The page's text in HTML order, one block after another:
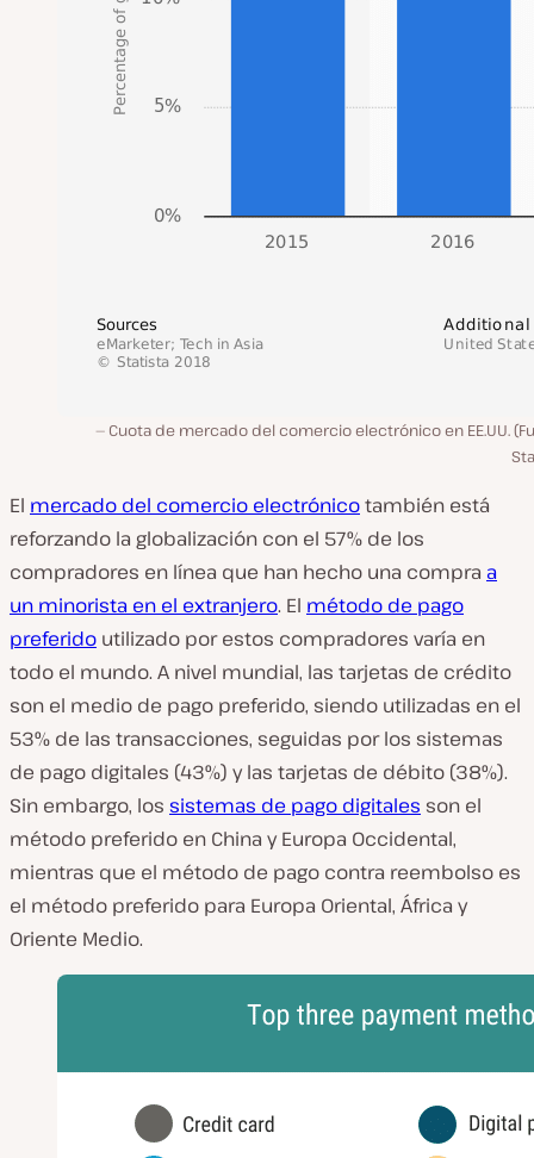
Cuota de mercado del comercio electrónico en EE.UU.
El mercado del comercio electrónicotambién está
reforzando la globalización con el 57% de los
compradores en línea que han hecho una compra a
un minorista en el extranjero. El método de pago
preferido utilizado por estos compradores varía en
todo el mundo. A nivel mundial, las tarjetas de crédito
son el medio de pago preferido, siendo utilizadas en el
53% de las transacciones, seguidas por los sistemas
de pago digitales (43%) y las tarjetas de débito (38%).
Sin embargo, los sistemas de pago digitales son el
método preferido en China y Europa Occidental,
mientras que el método de pago contra reembolso es
el método preferido para Europa Oriental, África y
Oriente Medio.